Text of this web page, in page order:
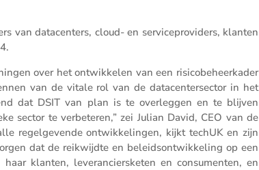
van datacen­ters, cloud- en servi­ce­pro­vi­ders, klanten
over het ontwik­kelen van een risico­be­heer­kader
van de vitale rol van de datacen­ter­sector in het
dat DSIT van plan is te overleggen en te blijven
sector te verbe­teren,” zei Julian David, CEO van de
regel­ge­vende ontwik­ke­lingen, kijkt techUK en zijn
dat de reikwijdte en beleids­ont­wik­ke­ling op een
klanten, leveran­ciers­keten en consu­menten, en